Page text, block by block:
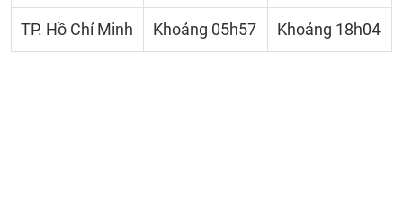
TP. Hồ Chí Minh Khoảng 05h57 Khoảng 18h04